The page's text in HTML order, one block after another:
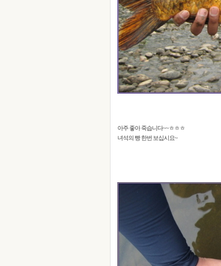
아주 좋아 죽습니다~~ㅎㅎㅎ
녀석의 빵 한번 보십시요~